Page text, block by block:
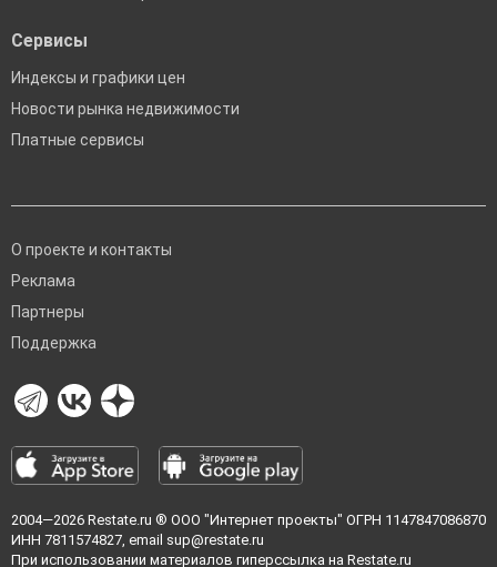
Сервисы
Индексы и графики цен
Новости рынка недвижимости
Платные сервисы
О проекте и контакты
Реклама
Партнеры
Поддержка
2004—2026 Restate.ru ® ООО "Интернет проекты" ОГРН 1147847086870
ИНН 7811574827, email sup@restate.ru
При использовании материалов гиперссылка на Restate.ru